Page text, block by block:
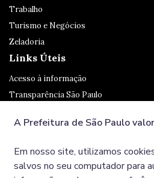
Trabalho
Turismo e Negócios
Zeladoria
Links Úteis
Acesso à informação
Transparência São Paulo
Ouvidoria
A Prefeitura de São Paulo
Em nosso site, utilizamos
salvos no seu computador para